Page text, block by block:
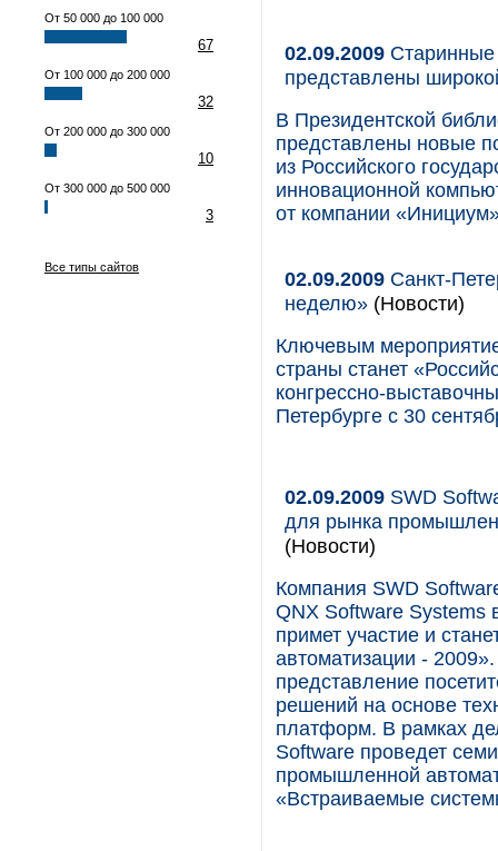
От 50 000 до 100 000
67
От 100 000 до 200 000
32
От 200 000 до 300 000
10
От 300 000 до 500 000
3
Все типы сайтов
02.09.2009
представлены
В Президентской
представлены новые
из Российского
инновационной
от компании
02.09.2009 Санкт-
неделю» (Новости)
Ключевым
страны станет
конгрессно-
Петербурге с 30
02.09.2009 SWD
для рынка
(Новости)
Компания SWD
QNX Software Systems
примет участие и
автоматизации -
представление
решений на основе
платформ. В рамках
Software проведет
промышленной
«Встраиваемые